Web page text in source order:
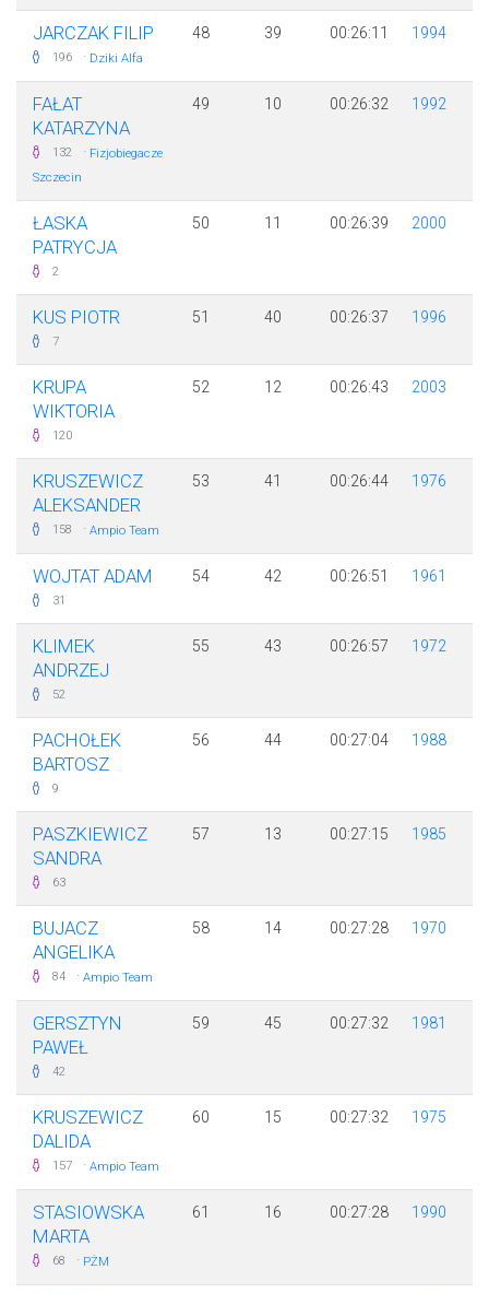
JARCZAK FILIP
196 · Dziki Alfa
48 39 00:26:11 1994
FAŁAT
KATARZYNA
132 · Fizjobiegacze
Szczecin
49 10 00:26:32 1992
ŁASKA
PATRYCJA
2
50 11 00:26:39 2000
KUS PIOTR
7
51 40 00:26:37 1996
KRUPA
WIKTORIA
120
52 12 00:26:43 2003
KRUSZEWICZ
ALEKSANDER
158 · Ampio Team
53 41 00:26:44 1976
WOJTAT ADAM
31
54 42 00:26:51 1961
KLIMEK
ANDRZEJ
52
55 43 00:26:57 1972
PACHOŁEK
BARTOSZ
9
56 44 00:27:04 1988
PASZKIEWICZ
SANDRA
63
57 13 00:27:15 1985
BUJACZ
ANGELIKA
84 · Ampio Team
58 14 00:27:28 1970
GERSZTYN
PAWEŁ
42
59 45 00:27:32 1981
KRUSZEWICZ
DALIDA
157 · Ampio Team
60 15 00:27:32 1975
STASIOWSKA
MARTA
68 · PŻM
61 16 00:27:28 1990